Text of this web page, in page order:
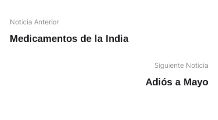
Noticia Anterior
Medicamentos de la India
Siguiente Noticia
Adiós a Mayo